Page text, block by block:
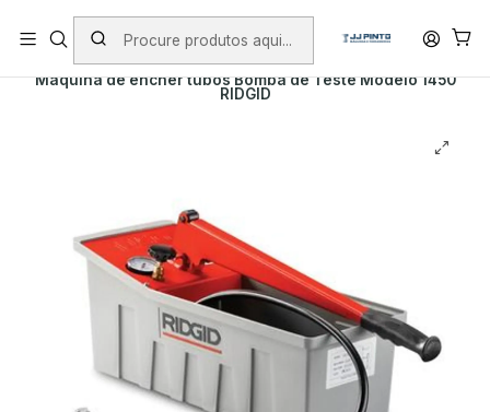
PORTES INCLUÍDOS EM ENCOMENDAS +75€ (excepto ilhas)
Início Envio
Envio em 5 a 10 dias úteis
Máquina de encher tubos Bomba de Teste Modelo 1450
RIDGID